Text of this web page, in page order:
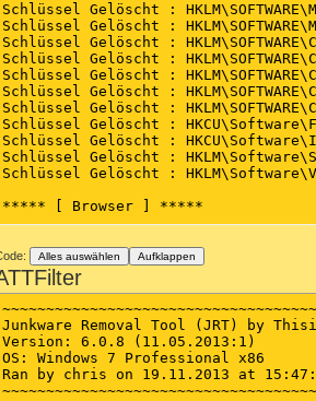
Schlüssel Gelöscht :
Schlüssel Gelöscht :
Schlüssel Gelöscht :
Schlüssel Gelöscht :
Schlüssel Gelöscht :
Schlüssel Gelöscht :
Schlüssel Gelöscht :
Schlüssel Gelöscht :
Schlüssel Gelöscht :
Schlüssel Gelöscht :
Schlüssel Gelöscht :
***** [ Browser ] *****
-\\ Mozilla Firefox v25.0.1 (de)
[ Datei :
-\\ Google Chrome v
Alles auswählen Aufklappen
Junkware Removal Tool (JRT) by
Version: 6.0.8 (11.05.2013:1)
OS: Windows 7 Professional x86
Ran by chris on 19.11.2013 at